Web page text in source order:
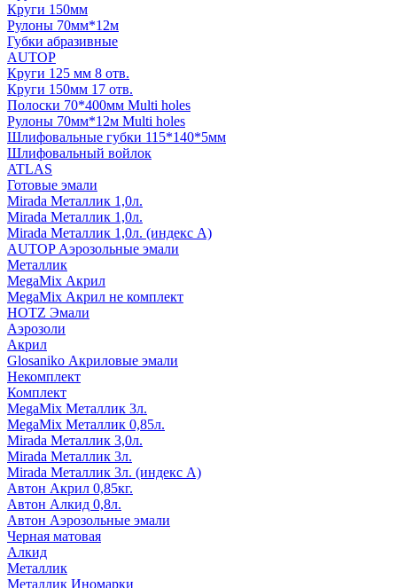
Круги 150мм
Рулоны 70мм*12м
Губки абразивные
AUTOP
Круги 125 мм 8 отв.
Круги 150мм 17 отв.
Полоски 70*400мм Multi holes
Рулоны 70мм*12м Multi holes
Шлифовальные губки 115*140*5мм
Шлифовальный войлок
ATLAS
Готовые эмали
Mirada Металлик 1,0л.
Mirada Металлик 1,0л.
Mirada Металлик 1,0л. (индекс А)
AUTOP Аэрозольные эмали
Металлик
MegaMix Акрил
MegaMix Акрил не комплект
HOTZ Эмали
Аэрозоли
Акрил
Glosaniko Акриловые эмали
Некомплект
Комплект
MegaMix Металлик 3л.
MegaMix Металлик 0,85л.
Mirada Металлик 3,0л.
Mirada Металлик 3л.
Mirada Металлик 3л. (индекс А)
Автон Акрил 0,85кг.
Автон Алкид 0,8л.
Автон Аэрозольные эмали
Черная матовая
Алкид
Металлик
Металлик Иномарки